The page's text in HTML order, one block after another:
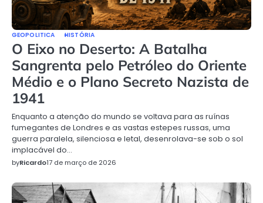
GEOPOLITICA HISTÓRIA
O Eixo no Deserto: A Batalha
Sangrenta pelo Petróleo do Oriente
Médio e o Plano Secreto Nazista de
1941
Enquanto a atenção do mundo se voltava para as ruínas
fumegantes de Londres e as vastas estepes russas, uma
guerra paralela, silenciosa e letal, desenrolava-se sob o sol
implacável do…
byRicardo17 de março de 2026